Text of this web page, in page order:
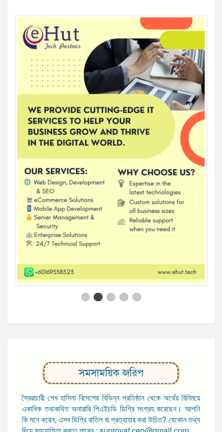
সমসাময়িক জরিপ
স্বৈরাচারী শেখ হাসিনা বিদেশের বিভিন্ন প্রতিষ্ঠান থেকে অর্থের বিনিময়ে
একাধিক তথাকথিত অনারারি পিএইচডি ডিগ্রি সংগ্রহ করেছেন। আপনি
কি মনে করেন, এসব ডিগ্রি বাতিল বা প্রত্যাহার করা উচিত? যেকোন তথ্য